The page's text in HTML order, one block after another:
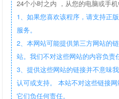
24个小时之内 ，从您的电脑或手机
1、如果您喜欢该程序，请支持正
服务。
2、本网站可能提供第三方网站的
站。我们不对这些网站的内容负责
3、提供这些网站的链接并不意味
认可或支持。 本站不对这些链接
它们负任何责任。